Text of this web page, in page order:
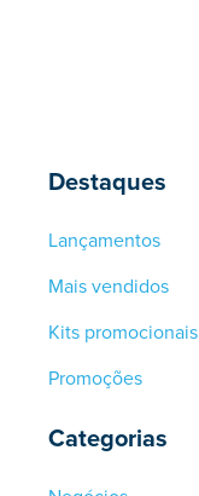
Destaques
Lançamentos
Mais vendidos
Kits promocionais
Promoções
Categorias